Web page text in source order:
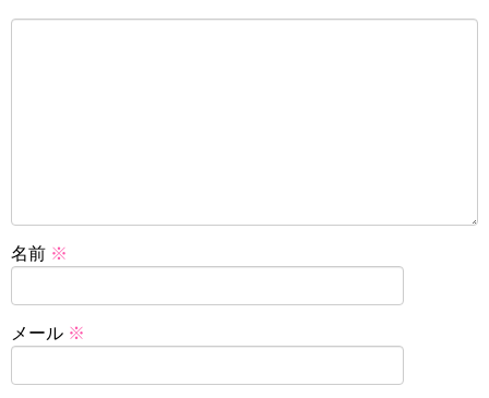
名前 ※
メール ※